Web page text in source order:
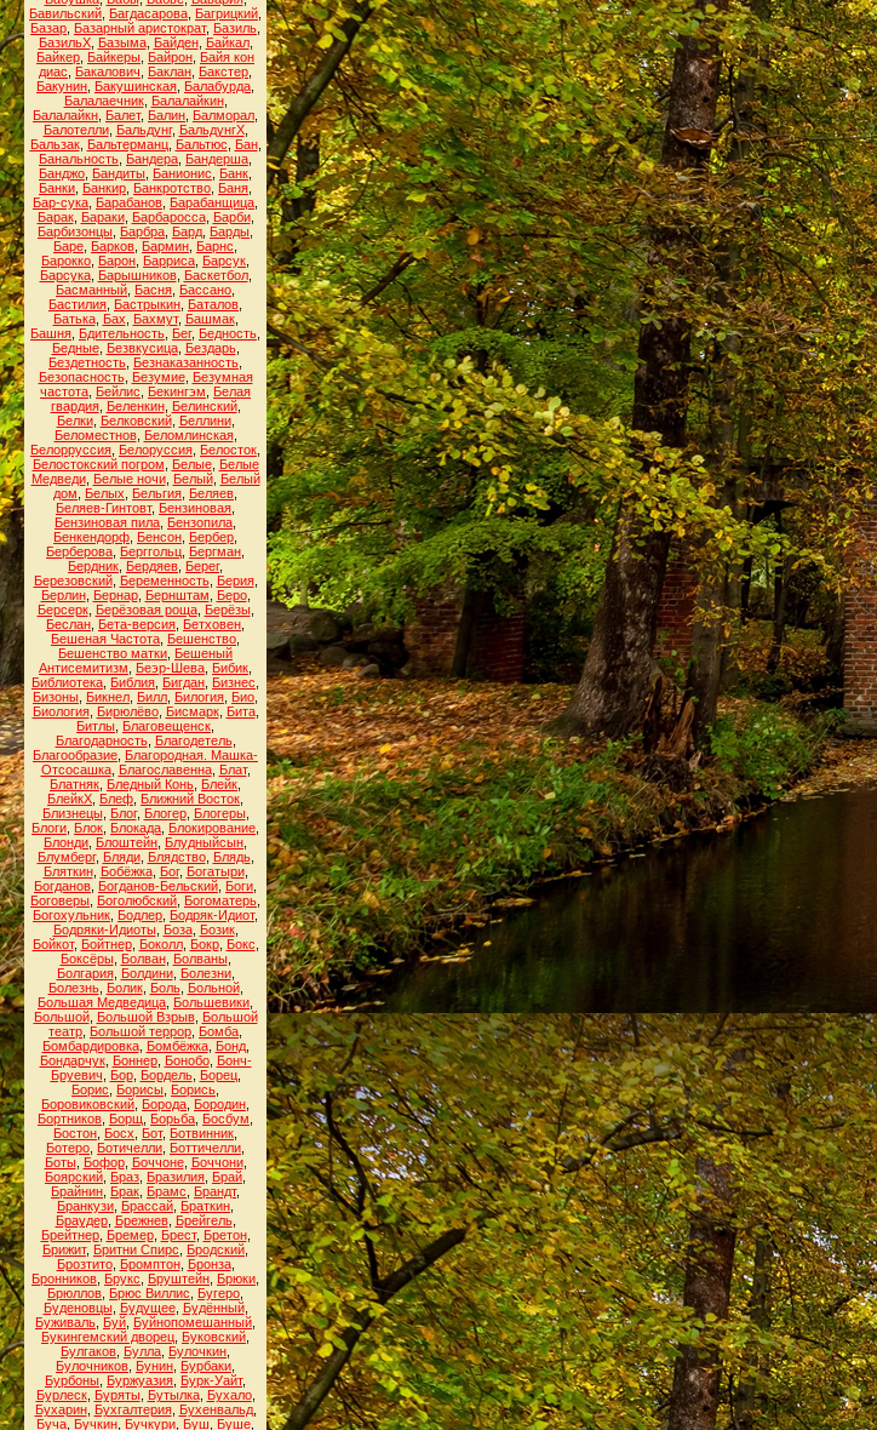
Бавильский Багдасарова Багрицкий
Базар Базарный аристократ, Базиль
БазильХ, Базыма, Байден, Байкал,
Байкер Байкеры Байрон Байя кон
диас
Бакалович Баклан Бакстер
Бакунин Бакушинская Балабурда
Балалаечник, Балалайкин,
Балалайкн Балет, Балин Балморал
Балотелли, Бальдунг, БальдунгХ,
Бальзак, Бальтерманц, Бальтюс Бан,
Банальность Бандера Бандерша
Банджо Бандиты Банионис Банк
Банки Банкир Банкротство Баня
Бар-сука Барабанов Барабанщица
Барак, Бараки, Барбаросса, Барби,
Барбизонцы Барбра Бард Барды
Баре Барков Бармин Барнс
Барокко Барон Барриса Барсук
Барсука, Барышников, Баскетбол,
Басманный Басня Бассано
Бастилия Бастрыкин Баталов
Батька, Бах Бахмут, Башмак,
Башня Бдительность Бег, Бедность
Бедные, Безвкусица, Бездарь,
Бездетность Безнаказанность
Безопасность, Безумие, Безумная
частота Бейлис Бекингэм
Белая
гвардия, Беленкин, Белинский,
Белки, Белковский, Беллини,
Беломестнов, Беломлинская,
Белорруссия Белоруссия Белосток
Белостокский погром
Белые, Белые
Медведи, Белые ночи, Белый, Белый
дом
Белых Бельгия Беляев
Беляев-Гинтовт, Бензиновая
Бензиновая пила Бензопила
Бенкендорф Бенсон Бербер
Берберова Берггольц Бергман
Бердник Бердяев Берег,
Березовский, Беременность, Берия,
Берлин, Бернар, Бернштам Беро,
Берсерк, Берёзовая роща, Берёзы,
Беслан Бета-версия Бетховен
Бешеная Частота Бешенство
Бешенство матки Бешеный
Антисемитизм
Беэр-Шева Бибик
Библиотека Библия Бигдан Бизнес
Бизоны Бикнел Билл Билогия Био
Биология, Бирюлёво, Бисмарк, Бита,
Битлы Благовещенск
Благодарность, Благодетель,
Благообразие Благородная. Машка-
Отсосашка, Благославенна, Блат,
Блатняк Бледный Конь Блейк
БлейкХ Блеф Ближний Восток
Близнецы, Блог, Блогер, Блогеры,
Блоги Блок Блокада Блокирование
Блонди Блоштейн Блудныйсын
Блумберг, Бляди, Блядство, Блядь,
Бляткин, Бобёжка, Бог, Богатыри,
Богданов Богданов-Бельский Боги
Боговеры Боголюбский Богоматерь
Богохульник Бодлер Бодряк-Идиот,
Бодряки-Идиоты, Боза, Бозик,
Бойкот, Бойтнер, Боколл, Бокр, Бокс
Боксёры, Болван, Болваны,
Болгария, Болдини, Болезни,
Болезнь, Болик, Боль, Больной,
Большая Медведица Большевики
Большой, Большой Взрыв, Большой
театр Большой террор Бомба
Бомбардировка, Бомбёжка, Бонд,
Бондарчук, Боннер, Бонобо, Бонч-
Бруевич
Бор, Бордель, Борец,
Борис
Борисы Борись
Боровиковский Борода Бородин
Бортников Борщ Борьба Босбум
Бостон Босх Бот, Ботвинник
Ботеро Ботичелли Боттичелли
Боты, Бофор, Боччоне, Боччони,
Боярский Браз Бразилия Брай
Брайнин Брак Брамс Брандт,
Бранкузи Брассай Браткин
Браудер, Брежнев, Брейгель,
Брейтнер, Бремер, Брест, Бретон,
Брижит, Бритни Спирс Бродский
Брозтито, Бромптон, Бронза,
Бронников Брукс Бруштейн Брюки
Брюллов Брюс Виллис Бугеро
Буденовцы, Будущее, Будённый,
Буживаль Буй Буйнопомешанный
Букингемский дворец Буковский
Булгаков Булла Булочкин
Булочников Бунин Бурбаки
Бурбоны Буржуазия Бурк-Уайт,
Бурлеск, Буряты, Бутылка, Бухало,
Бухарин, Бухгалтерия, Бухенвальд,
Буча Бучкин Бучкури Буш Буше